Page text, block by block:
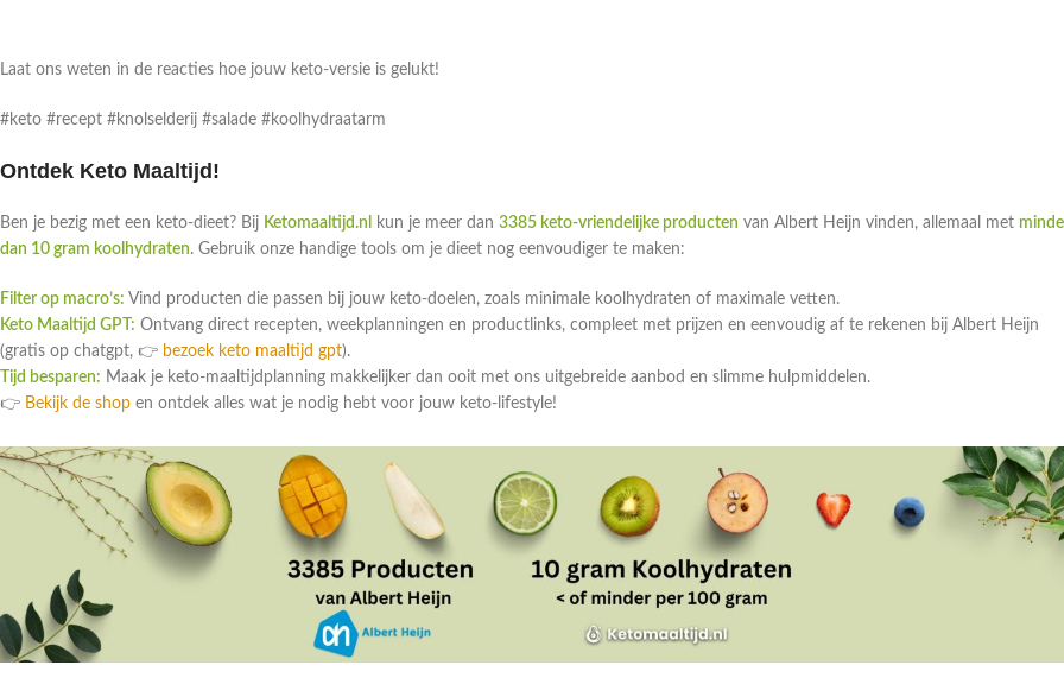
Laat ons weten in de reacties hoe jouw keto-versie is gelukt!
#keto #recept #knolselderij #salade #koolhydraatarm
Ontdek Keto Maaltijd!
Ben je bezig met een keto-dieet? Bij Ketomaaltijd.nl kun je meer dan 3385 keto-vriendelijke producten van Albert Heijn vinden, allemaal met
dan 10 gram koolhydraten. Gebruik onze handige tools om je dieet nog eenvoudiger te maken:
Filter op macro’s: Vind producten die passen bij jouw keto-doelen, zoals minimale koolhydraten of maximale vetten.
Keto Maaltijd GPT: Ontvang direct recepten, weekplanningen en productlinks, compleet met prijzen en eenvoudig af te rekenen bij Albert Heijn
(gratis op chatgpt, 👉 bezoek keto maaltijd gpt).
Tijd besparen: Maak je keto-maaltijdplanning makkelijker dan ooit met ons uitgebreide aanbod en slimme hulpmiddelen.
👉 Bekijk de shop en ontdek alles wat je nodig hebt voor jouw keto-lifestyle!